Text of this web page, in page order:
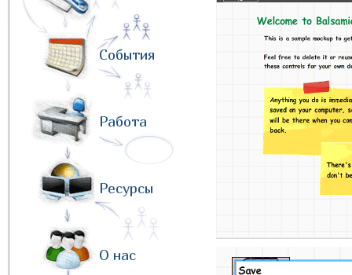
События
Работа
Ресурсы
О нас